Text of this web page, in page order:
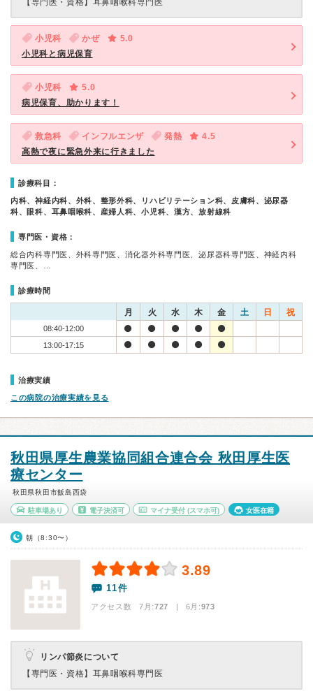
【専門医・資格】 耳鼻咽喉科専門医
小児科 かぜ
5.0
小児科と病児保育
小児科
5.0
病児保育、助かります！
救急科 インフルエンザ 発熱
4.5
高熱で夜に緊急外来に行きました
診療科目：
内科、神経内科、外科、整形外科、リハビリテーション科、皮膚科、泌尿器
科、眼科、耳鼻咽喉科、産婦人科、小児科、漢方、放射線科
専門医・資格：
総合内科専門医、外科専門医、消化器外科専門医、泌尿器科専門医、神経内科
専門医、…
診療時間
月 火 水 木 金 土 日 祝
08:40-12:00
13:00-17:15
治療実績
この病院の治療実績を見る
秋田県厚生農業協同組合連合会 秋田厚生医
療センター
秋田県秋田市飯島西袋
駐車場あり 電子決済可 マイナ受付 (スマホ可) 女医在籍
朝（8:30〜）
3.89
11件
アクセス数 7月:727 | 6月:973
リンパ節炎について
【専門医・資格】 耳鼻咽喉科専門医